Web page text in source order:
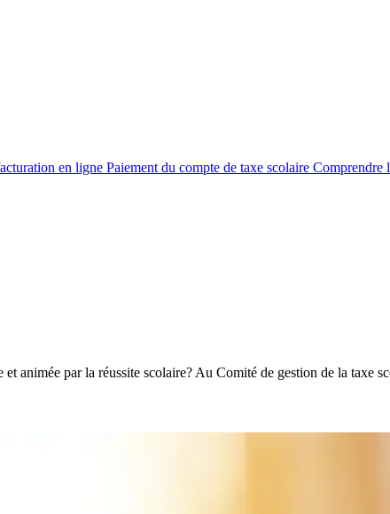
en ligne Paiement du compte de taxe scolaire Comprendre
et animée par la réussite scolaire? Au Comité de gestion de la